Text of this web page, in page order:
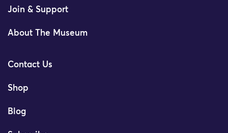
Join & Support
About The Museum
Contact Us
Shop
Blog